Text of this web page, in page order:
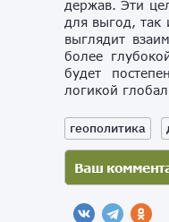
держав. Эти
для выгод, так
выглядит
более
будет
логикой
геополитика